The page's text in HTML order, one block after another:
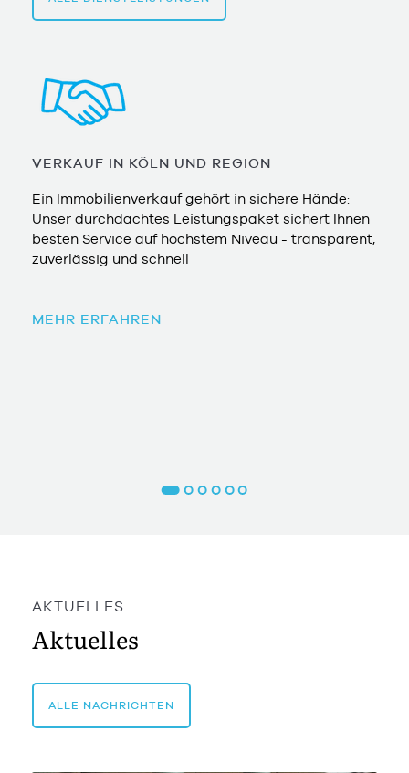
VERKAUF IN KÖLN UND REGION
Ein Immobilienverkauf gehört in sichere Hände:
Unser durchdachtes Leistungspaket sichert Ihnen
besten Service auf höchstem Niveau - transparent,
zuverlässig und schnell
MEHR ERFAHREN
AKTUELLES
Aktuelles
ALLE NACHRICHTEN